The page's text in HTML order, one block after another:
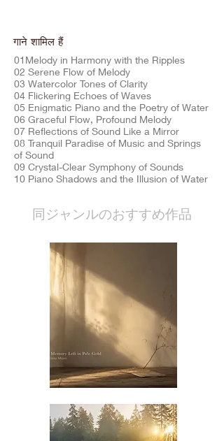
गाने शामिल हैं
01Melody in Harmony with the Ripples
02 Serene Flow of Melody
03 Watercolor Tones of Clarity
04 Flickering Echoes of Waves
05 Enigmatic Piano and the Poetry of Water
06 Graceful Flow, Profound Melody
07 Reflections of Sound Like a Mirror
08 Tranquil Paradise of Music and Springs
of Sound
09 Crystal-Clear Symphony of Sounds
10 Piano Shadows and the Illusion of Water
​同ジャンルのおすすめ作品